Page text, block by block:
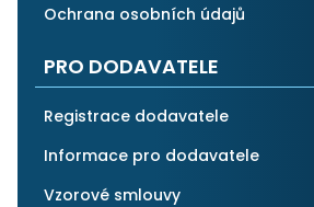
Ochrana osobních údajů
PRO DODAVATELE
Registrace dodavatele
Informace pro dodavatele
Vzorové smlouvy